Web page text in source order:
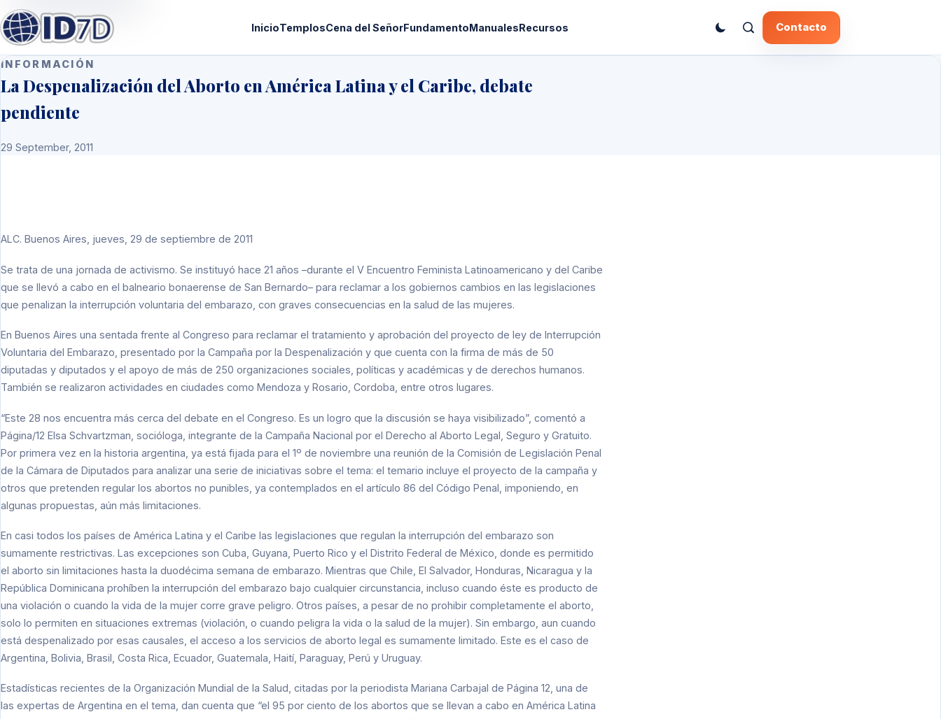
InicioTemplosCena del SeñorFundamentoManualesRecursos Contacto
INFORMACIÓN
La Despenalización del Aborto en América Latina y el Caribe, debate
pendiente
29 September, 2011
ALC. Buenos Aires, jueves, 29 de septiembre de 2011
Se trata de una jornada de activismo. Se instituyó hace 21 años –durante el V Encuentro Feminista Latinoamericano y del Caribe
que se llevó a cabo en el balneario bonaerense de San Bernardo– para reclamar a los gobiernos cambios en las legislaciones
que penalizan la interrupción voluntaria del embarazo, con graves consecuencias en la salud de las mujeres.
En Buenos Aires una sentada frente al Congreso para reclamar el tratamiento y aprobación del proyecto de ley de Interrupción
Voluntaria del Embarazo, presentado por la Campaña por la Despenalización y que cuenta con la firma de más de 50
diputadas y diputados y el apoyo de más de 250 organizaciones sociales, políticas y académicas y de derechos humanos.
También se realizaron actividades en ciudades como Mendoza y Rosario, Cordoba, entre otros lugares.
“Este 28 nos encuentra más cerca del debate en el Congreso. Es un logro que la discusión se haya visibilizado”, comentó a
Página/12 Elsa Schvartzman, socióloga, integrante de la Campaña Nacional por el Derecho al Aborto Legal, Seguro y Gratuito.
Por primera vez en la historia argentina, ya está fijada para el 1º de noviembre una reunión de la Comisión de Legislación Penal
de la Cámara de Diputados para analizar una serie de iniciativas sobre el tema: el temario incluye el proyecto de la campaña y
otros que pretenden regular los abortos no punibles, ya contemplados en el artículo 86 del Código Penal, imponiendo, en
algunas propuestas, aún más limitaciones.
En casi todos los países de América Latina y el Caribe las legislaciones que regulan la interrupción del embarazo son
sumamente restrictivas. Las excepciones son Cuba, Guyana, Puerto Rico y el Distrito Federal de México, donde es permitido
el aborto sin limitaciones hasta la duodécima semana de embarazo. Mientras que Chile, El Salvador, Honduras, Nicaragua y la
República Dominicana prohíben la interrupción del embarazo bajo cualquier circunstancia, incluso cuando éste es producto de
una violación o cuando la vida de la mujer corre grave peligro. Otros países, a pesar de no prohibir completamente el aborto,
solo lo permiten en situaciones extremas (violación, o cuando peligra la vida o la salud de la mujer). Sin embargo, aun cuando
está despenalizado por esas causales, el acceso a los servicios de aborto legal es sumamente limitado. Este es el caso de
Argentina, Bolivia, Brasil, Costa Rica, Ecuador, Guatemala, Haití, Paraguay, Perú y Uruguay.
Estadísticas recientes de la Organización Mundial de la Salud, citadas por la periodista Mariana Carbajal de Página 12, una de
las expertas de Argentina en el tema, dan cuenta que “el 95 por ciento de los abortos que se llevan a cabo en América Latina